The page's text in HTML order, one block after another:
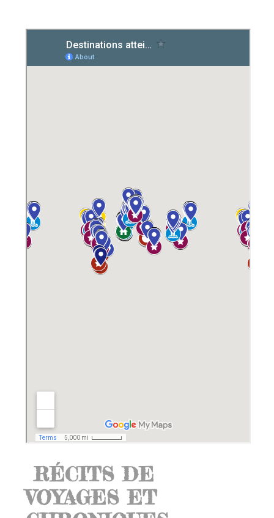
RÉCITS DE
VOYAGES ET